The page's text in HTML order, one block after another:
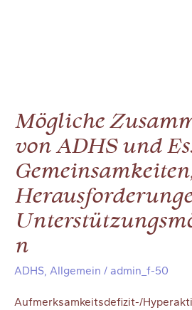
Mögliche
von ADHS und
n
ADHS, Allgemein / admin_f-50
Auf­merk­sam­keits­de­fi­zit-/